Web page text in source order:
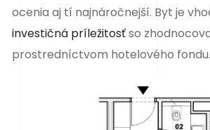
ocenia aj tí najnáročnejší. Byt je
investičná príležitosťso
prostredníctvom hotelového fondu.